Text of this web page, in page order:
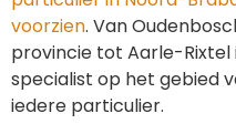
voorzien. Van
provincie tot Aarle-Rixtel
specialist op het gebied
iedere particulier.